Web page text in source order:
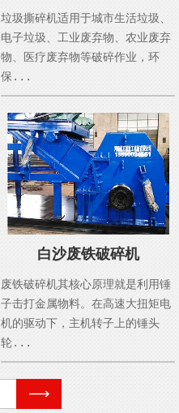
垃圾撕碎机适用于城市生活垃圾、
电子垃圾、工业废弃物、农业废弃
物、医疗废弃物等破碎作业，环
保...
白沙废铁破碎机
废铁破碎机其核心原理就是利用锤
子击打金属物料。在高速大扭矩电
机的驱动下，主机转子上的锤头
轮...